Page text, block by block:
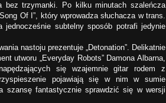
bez trzymanki. Po kilku minutach szaleńcza
Of I”, który wprowadza słuchacza w trans.
subtelny sposób potrafi jedynie
nastoju prezentuje „Detonation”. Delikatnie
utworu „Everyday Robots” Damona Albarna,
się wzajemnie gitar rodem z
pojawiają się w nim w sumie
szansę fantastycznie sprawdzić się w wersji